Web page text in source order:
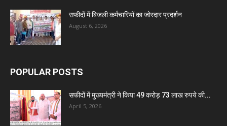
सफीदों में बिजली कर्मचारियों का जोरदार प्रदर्शन
August 6, 2026
POPULAR POSTS
सफीदों में मुख्यमंत्री ने किया 49 करोड़ 73 लाख रुपये की...
April 5, 2026